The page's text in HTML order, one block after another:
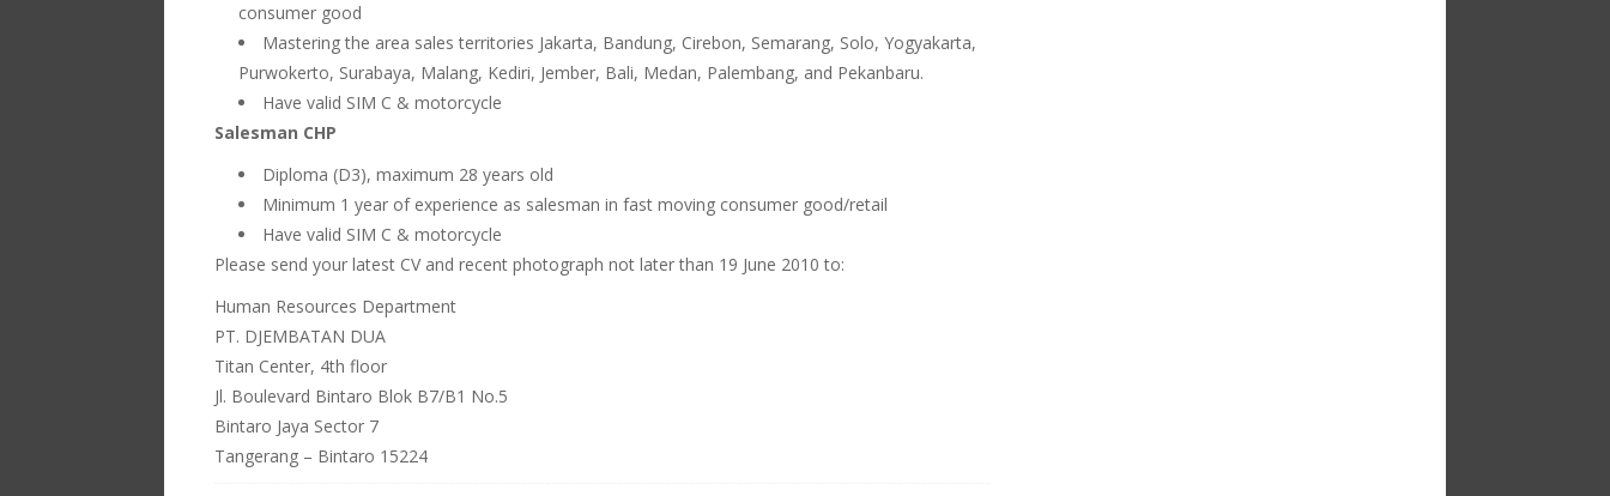
consumer good
Mastering the area sales territories Jakarta, Bandung, Cirebon, Semarang, Solo, Yogyakarta,
Purwokerto, Surabaya, Malang, Kediri, Jember, Bali, Medan, Palembang, and Pekanbaru.
Have valid SIM C & motorcycle
Salesman CHP
Diploma (D3), maximum 28 years old
Minimum 1 year of experience as salesman in fast moving consumer good/retail
Have valid SIM C & motorcycle
Please send your latest CV and recent photograph not later than 19 June 2010 to:
Human Resources Department
PT. DJEMBATAN DUA
Titan Center, 4th floor
Jl. Boulevard Bintaro Blok B7/B1 No.5
Bintaro Jaya Sector 7
Tangerang – Bintaro 15224